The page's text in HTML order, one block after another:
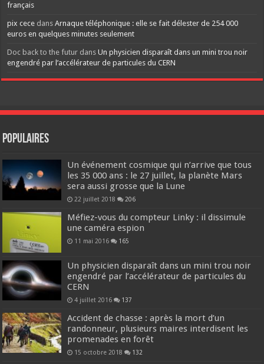
français
pix cece dansArnaque téléphonique : elle se fait délester de 254 000
euros en quelques minutes seulement
Doc back to the futur dansUn physicien disparaît dans un mini trou noir
engendré par l’accélérateur de particules du CERN
Populaires
Un événement cosmique qui n’arrive que tous
les 35 000 ans : le 27 juillet, la planète Mars
sera aussi grosse que la Lune
22 juillet 2018 206
Méfiez-vous du compteur Linky : il dissimule
une caméra espion
11 mai 2016 165
Un physicien disparaît dans un mini trou noir
engendré par l’accélérateur de particules du
CERN
4 juillet 2016 137
Accident de chasse : après la mort d’un
randonneur, plusieurs maires interdisent les
promenades en forêt
15 octobre 2018 132